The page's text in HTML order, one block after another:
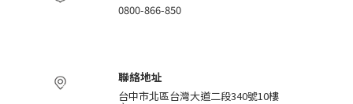
0800-866-850
聯絡地址
台中市北區台灣大道二段340號10樓